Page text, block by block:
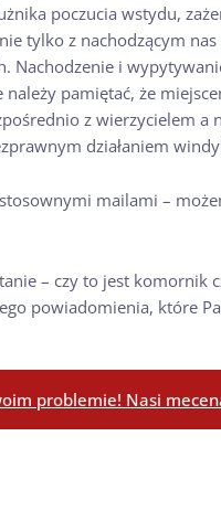
poczucia wstydu,
tylko z nachodzącym
Nachodzenie i
pamiętać, że
z wierzycielem a
działaniem
mailami –
– czy to jest komornik
powiadomienia, które
problemie! Nasi